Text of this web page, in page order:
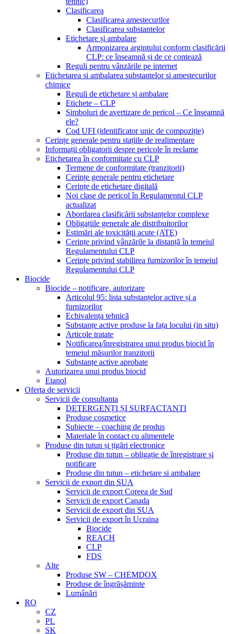
Clasificarea
Clasificarea amestecurilor
Clasificarea substantelor
Etichetare și ambalare
Armonizarea argintului conform clasificării
CLP: ce înseamnă și de ce contează
Reguli pentru vânzările pe internet
Etichetarea si ambalarea substantelor si amestecurilor
chimice
Reguli de etichetare și ambalare
Etichete – CLP
Simboluri de avertizare de pericol – Ce înseamnă
ele?
Cod UFI (identificator unic de compoziție)
Cerințe generale pentru stațiile de realimentare
Informații obligatorii despre pericole în reclame
Etichetarea în conformitate cu CLP
Termene de conformitate (tranzitorii)
Cerințe generale pentru etichetare
Cerințe de etichetare digitală
Noi clase de pericol în Regulamentul CLP
actualizat
Abordarea clasificării substanțelor complexe
Obligațiile generale ale distribuitorilor
Estimări ale toxicității acute (ATE)
Cerințe privind vânzările la distanță în temeiul
Regulamentului CLP
Cerințe privind stabilirea furnizorilor în temeiul
Regulamentului CLP
Biocide
Biocide – notificare, autorizare
Articolul 95: lista substanțelor active și a
furnizorilor
Echivalența tehnică
Substanțe active produse la fața locului (in situ)
Articole tratate
Notificarea/înregistrarea unui produs biocid în
temeiul măsurilor tranzitorii
Substanțe active aprobate
Autorizarea unui produs biocid
Etanol
Oferta de servicii
Servicii de consultanta
DETERGENȚI ȘI SURFACTANTI
Produse cosmetice
Subiecte – coaching de produs
Materiale în contact cu alimentele
Produse din tutun și țigări electronice
Produse din tutun – obligație de înregistrare și
notificare
Produse din tutun – etichetare si ambalare
Servicii de export din SUA
Servicii de export Coreea de Sud
Servicii de export Canada
Servicii de export din SUA
Servicii de export în Ucraina
Biocide
REACH
CLP
FDS
Alte
Produse SW – CHEMDOX
Produse de îngrășăminte
Lumânări
RO
CZ
PL
SK